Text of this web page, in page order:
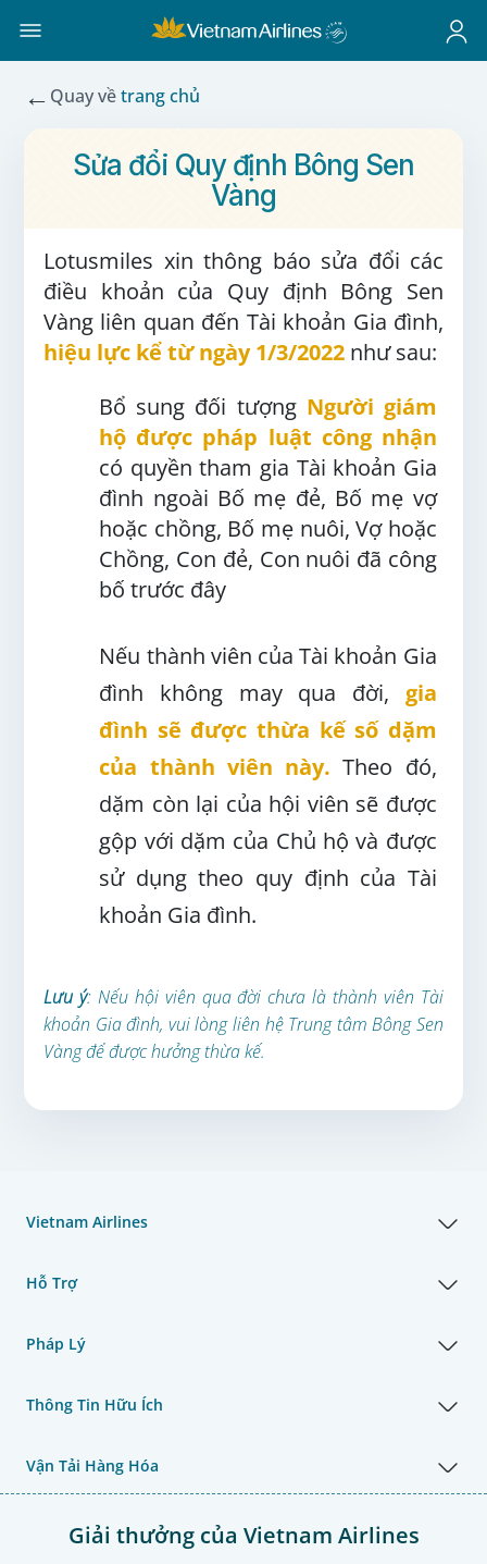
← Quay vềtrang chủ
Sửa đổi Quy định Bông Sen
Vàng
Lotusmiles xin thông báo sửa đổi các
điều khoản của Quy định Bông Sen
Vàng liên quan đến Tài khoản Gia đình,
hiệu lực kể từ ngày 1/3/2022 như sau:
Bổ sung đối tượng Người giám
hộ được pháp luật công nhận
có quyền tham gia Tài khoản Gia
đình ngoài Bố mẹ đẻ, Bố mẹ vợ
hoặc chồng, Bố mẹ nuôi, Vợ hoặc
Chồng, Con đẻ, Con nuôi đã công
bố trước đây
Nếu thành viên của Tài khoản Gia
đình không may qua đời, gia
đình sẽ được thừa kế số dặm
của thành viên này. Theo đó,
dặm còn lại của hội viên sẽ được
gộp với dặm của Chủ hộ và được
sử dụng theo quy định của Tài
khoản Gia đình.
Lưu ý: Nếu hội viên qua đời chưa là thành viên Tài
khoản Gia đình, vui lòng liên hệ Trung tâm Bông Sen
Vàng để được hưởng thừa kế.
Vietnam Airlines
Hỗ Trợ
Pháp Lý
Thông Tin Hữu Ích
Vận Tải Hàng Hóa
Giải thưởng của Vietnam Airlines